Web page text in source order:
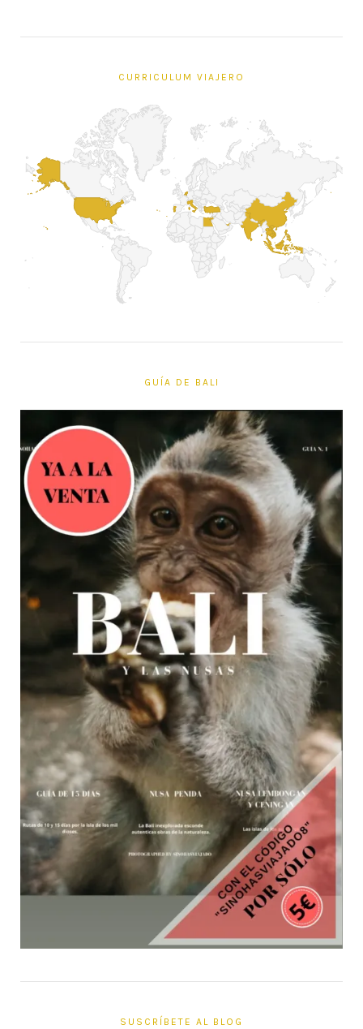
CURRICULUM VIAJERO
GUÍA DE BALI
SUSCRÍBETE AL BLOG